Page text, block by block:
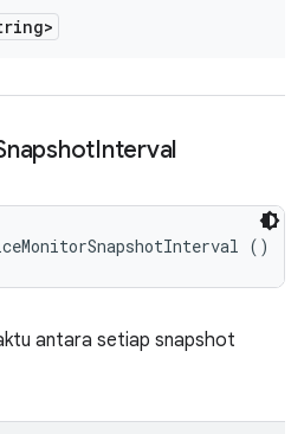
Interval
()
antara setiap snapshot